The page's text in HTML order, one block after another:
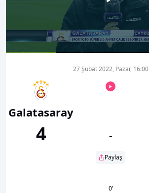
00:00
Galatasaray
4
27 Şubat 2022, Pazar, 16:00
-
Paylaş
0’